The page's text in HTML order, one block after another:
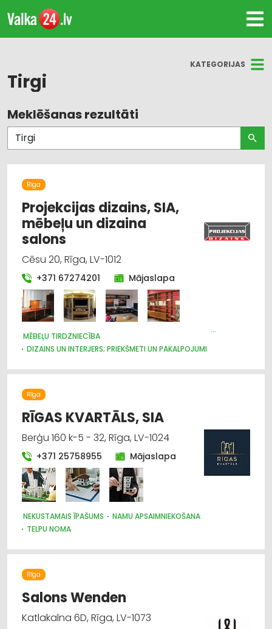
KATEGORIJAS
Tirgi
Visas nozares
Mēbeļu tirdzniecība
Dizains un interjers; priekšmeti un pakalpojumi
Mēbeļu ražošana, mēbeļu sagataves
Juridiskie pakalpojumi
Celtniecības un remonta darbi
Būvmateriālu, būvkonstrukciju tirdzniecība
Internetveikali, e-komercija
Trauki
Meklēšanas rezultāti
Rīga
Projekcijas dizains, SIA,
mēbeļu un dizaina
salons
Cēsu 20, Rīga, LV-1012
+371 67274201 Mājaslapa
MĒBEĻU TIRDZNIECĪBA
DIZAINS UN INTERJERS; PRIEKŠMETI UN PAKALPOJUMI
Rīga
RĪGAS KVARTĀLS, SIA
Berģu 160 k-5 - 32, Rīga, LV-1024
+371 25758955 Mājaslapa
NEKUSTAMAIS ĪPAŠUMS
NAMU APSAIMNIEKOŠANA
TELPU NOMA
Rīga
Salons Wenden
Katlakalna 6D, Rīga, LV-1073